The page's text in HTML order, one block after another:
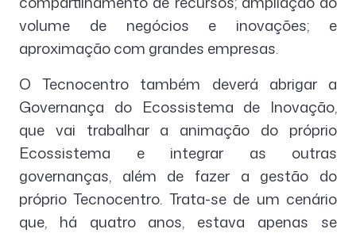
volume de negócios e inovações; e
aproximação com grandes empresas.
O Tecnocentro também deverá abrigar a
Governança do Ecossistema de Inovação,
que vai trabalhar a animação do próprio
Ecossistema e integrar as outras
governanças, além de fazer a gestão do
próprio Tecnocentro. Trata-se de um cenário
que, há quatro anos, estava apenas se